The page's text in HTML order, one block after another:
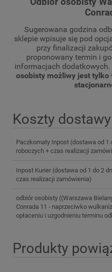
Sugerowana godzina
sklepie wpisuje się pod
przy finalizacji
proponowany termin i
informacjach dodatkowych.
osobisty możliwy jest tylko
Koszty dostawy
Cena nie zawiera ewentualnych
Paczkomaty Inpost(dostawa od 1
roboczych + czas realizacji
Inpost Kurier(dostawa od 1 do 2
czas realizacji zamówienia)
odbiór osobisty((Warszawa
Conrada 11 - naprzeciwko
opłaceniu i uzgodnieniu terminu
Produkty